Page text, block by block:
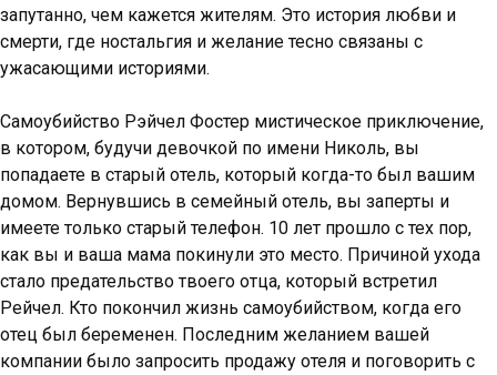
запутанно, чем кажется жителям. Это история любви и
смерти, где ностальгия и желание тесно связаны с
ужасающими историями.
Самоубийство Рэйчел Фостер мистическое приключение,
в котором, будучи девочкой по имени Николь, вы
попадаете в старый отель, который когда-то был вашим
домом. Вернувшись в семейный отель, вы заперты и
имеете только старый телефон. 10 лет прошло с тех пор,
как вы и ваша мама покинули это место. Причиной ухода
стало предательство твоего отца, который встретил
Рейчел. Кто покончил жизнь самоубийством, когда его
отец был беременен. Последним желанием вашей
компании было запросить продажу отеля и поговорить с